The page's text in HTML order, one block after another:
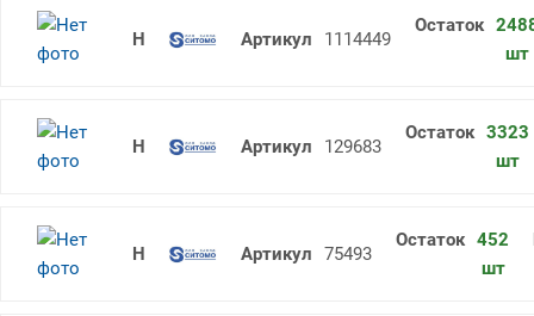
Надфиль плоский 160 №2
1114449
шт
Надфиль плоский 160 №2 с ручкой
129683
3323
шт
Надфиль полукруглый 160 №00 с
75493
452
шт